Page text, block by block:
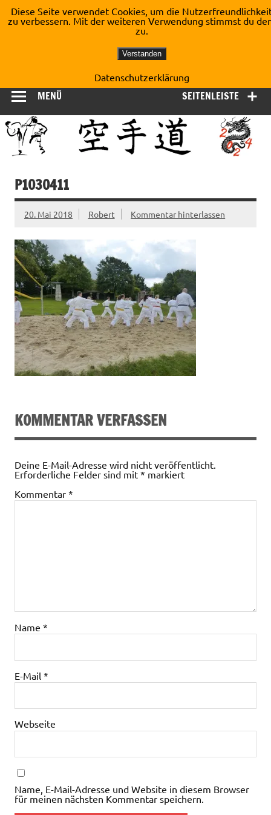
Inhalt
springen
Shotokan Karate Dojo
Kirchberg e.V.
SEITENLEISTE
MENÜ
P1030411
20. Mai 2018 Robert Kommentar hinterlassen
KOMMENTAR VERFASSEN
Deine E-Mail-Adresse wird nicht veröffentlicht.
Erforderliche Felder sind mit * markiert
Kommentar *
Name *
E-Mail *
Webseite
Name, E-Mail-Adresse und Website in diesem Browser
für meinen nächsten Kommentar speichern.
Diese Seite verwendet Cookies, um die
zu verbessern. Mit der weiteren Verwendung stimmst du
zu.
Verstanden
Datenschutzerklärung